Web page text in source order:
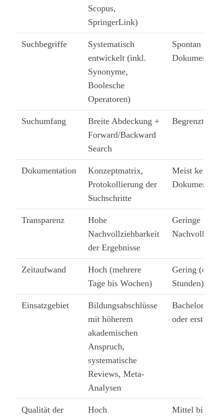
Scopus,
SpringerLink)
Suchbegriffe
Systematisch
entwickelt (inkl.
Synonyme,
Boolesche
Operatoren)
Spontan
Suchumfang
Breite Abdeckung +
Forward/Backward
Search
Begrenzte
Dokumentation
Konzeptmatrix,
Protokollierung der
Suchschritte
Meist keine
Transparenz
Hohe
Nachvollziehbarkeit
der Ergebnisse
Geringe
Zeitaufwand
Hoch (mehrere
Tage bis Wochen)
Gering (oft
Stunden)
Einsatzgebiet
Bildungsabschlüsse
mit höherem
akademischen
Anspruch,
systematische
Reviews, Meta-
Analysen
Bachelor-/
oder erste
Qualität der
Hoch
Mittel bis